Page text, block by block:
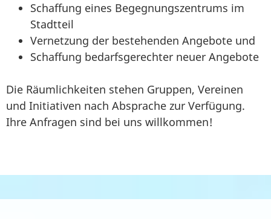
Schaffung eines Begegnungszentrums im
Stadtteil
Vernetzung der bestehenden Angebote und
Schaffung bedarfsgerechter neuer Angebote
Die Räumlichkeiten stehen Gruppen, Vereinen
und Initiativen nach Absprache zur Verfügung.
Ihre Anfragen sind bei uns willkommen!